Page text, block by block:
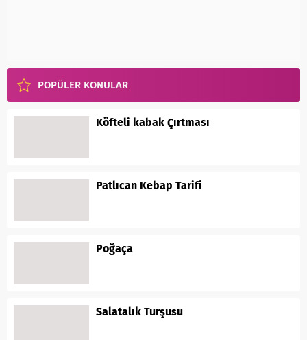
POPÜLER KONULAR
Köfteli kabak Çırtması
Patlıcan Kebap Tarifi
Poğaça
Salatalık Turşusu